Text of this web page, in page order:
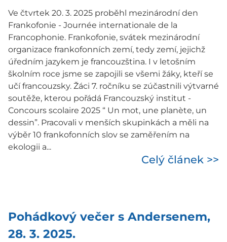
Ve čtvrtek 20. 3. 2025 proběhl mezinárodní den
Frankofonie - Journée internationale de la
Francophonie. Frankofonie, svátek mezinárodní
organizace frankofonních zemí, tedy zemí, jejichž
úředním jazykem je francouzština. I v letošním
školním roce jsme se zapojili se všemi žáky, kteří se
učí francouzsky. Žáci 7. ročníku se zúčastnili výtvarné
soutěže, kterou pořádá Francouzský institut -
Concours scolaire 2025 “ Un mot, une planète, un
dessin”. Pracovali v menších skupinkách a měli na
výběr 10 frankofonních slov se zaměřením na
ekologii a...
Celý článek >>
Pohádkový večer s Andersenem,
28. 3. 2025.